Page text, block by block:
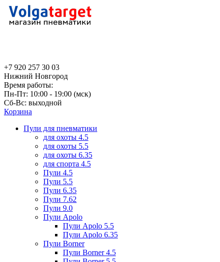
+7 920 257 30 03
Нижний Новгород
Время работы:
Пн-Пт: 10:00 - 19:00 (мск)
Сб-Вс: выходной
Корзина
Пули для пневматики
для охоты 4.5
для охоты 5.5
для охоты 6.35
для спорта 4.5
Пули 4.5
Пули 5.5
Пули 6.35
Пули 7.62
Пули 9.0
Пули Apolo
Пули Apolo 5.5
Пули Apolo 6.35
Пули Borner
Пули Borner 4.5